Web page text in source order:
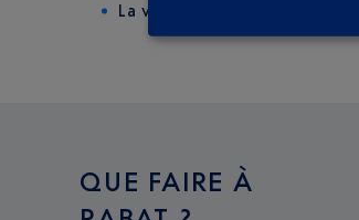
La voiture de location
: six
QUE FAIRE À